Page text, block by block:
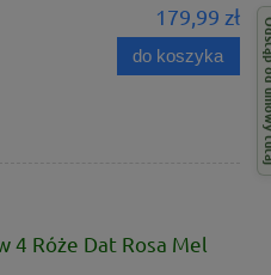
179,99 zł
do koszyka
4 Róże Dat Rosa Mel